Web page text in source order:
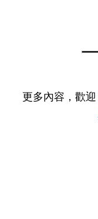
更多內容，歡迎